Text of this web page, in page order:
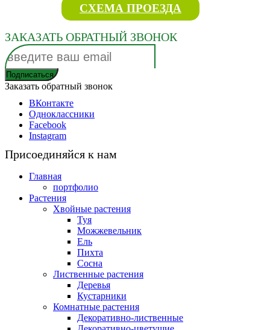
СХЕМА ПРОЕЗДА
ЗАКАЗАТЬ ОБРАТНЫЙ ЗВОНОК
Заказать обратный звонок
ВКонтакте
Одноклассники
Facebook
Instagram
Присоединяйся к нам
Главная
портфолио
Растения
Хвойные растения
Туя
Можжевельник
Ель
Пихта
Сосна
Лиственные растения
Деревья
Кустарники
Комнатные растения
Декоративно-лиственные